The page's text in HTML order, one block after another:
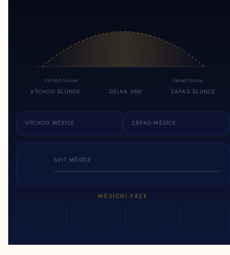
Východ Slunce Západ Slunce
VÝCHOD SLUNCE DÉLKA DNE ZÁPAD SLUNCE
VÝCHOD MĚSÍCE ZÁPAD MĚSÍCE
SVIT MĚSÍCE
MĚSÍČNÍ FÁZE